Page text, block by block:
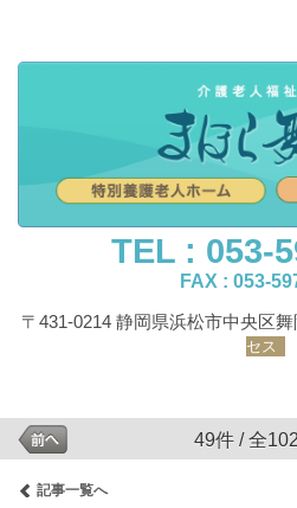
TEL : 053-
FAX : 053-
〒431-0214 静岡県浜松市中央区
セス
49件 / 全
記事一覧へ